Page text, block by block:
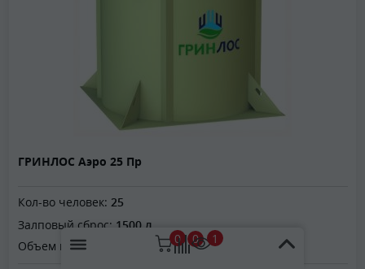
0 0 1
ГРИНЛОС Аэро 25 Пр
Кол-во человек: 25
Залповый сброс: 1500 л
Объем переработки:
3/сут